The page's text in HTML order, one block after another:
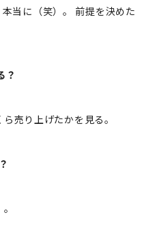
当に（笑）。 前提を決めた
？
売り上げたかを見る。